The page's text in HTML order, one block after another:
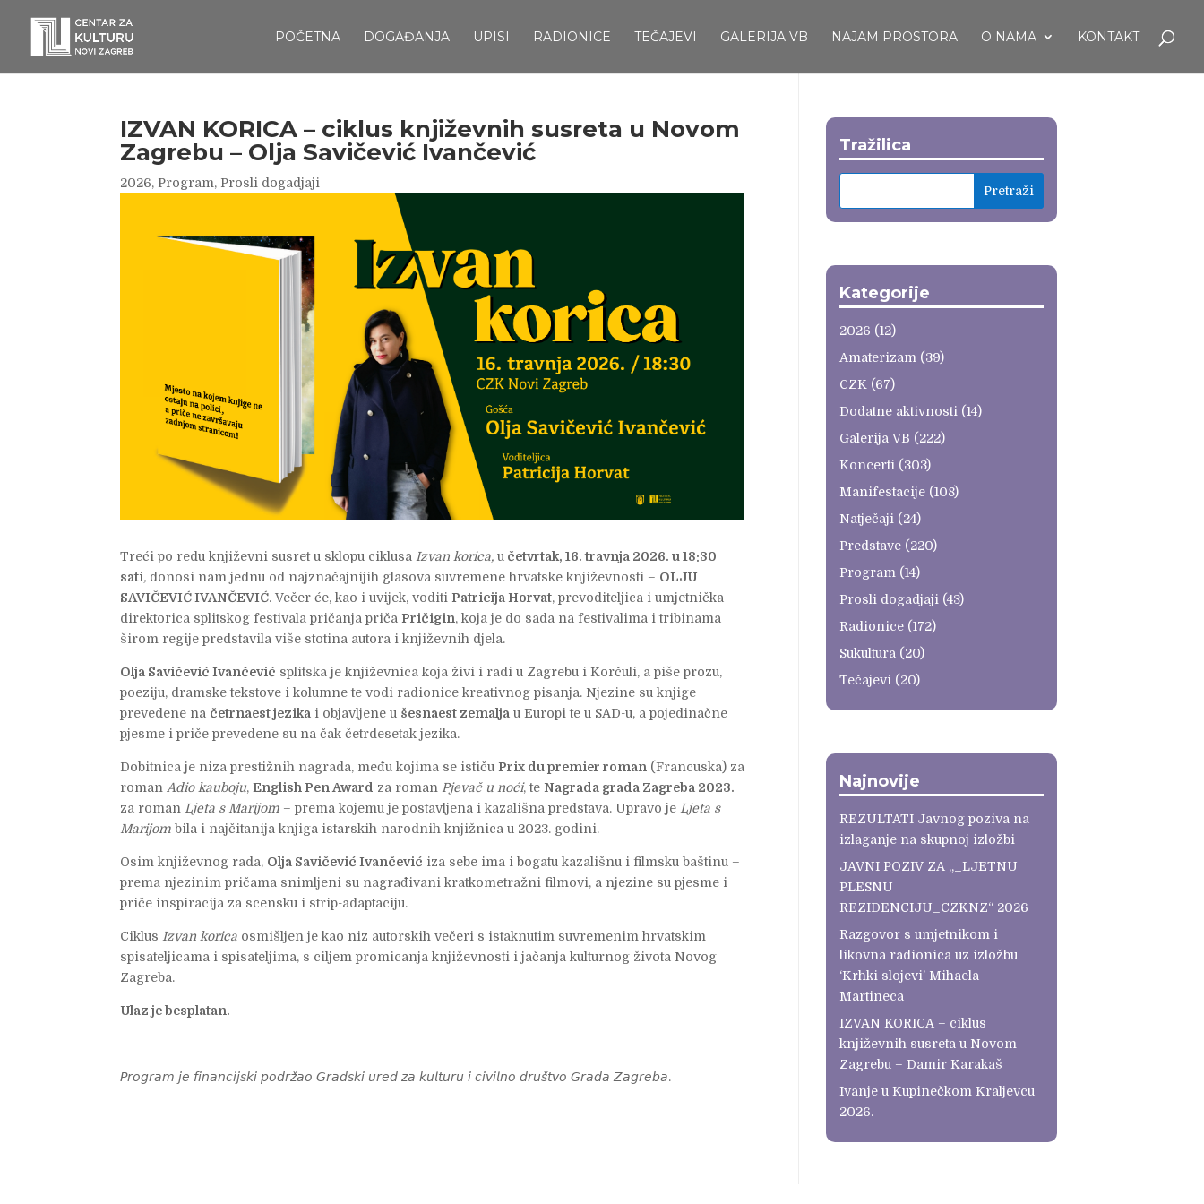
POČETNA DOGAĐANJA UPISI RADIONICE TEČAJEVI GALERIJA VB NAJAM PROSTORA O NAMA KONTAKT
IZVAN KORICA – ciklus književnih susreta u Novom
Zagrebu – Olja Savičević Ivančević
2026, Program, Prosli dogadjaji
Treći po redu književni susret u sklopu ciklusaIzvan korica,u četvrtak, 16. travnja 2026. u 18:30
sati, donosi nam jednu od najznačajnijih glasova suvremene hrvatske književnosti – OLJU
SAVIČEVIĆ IVANČEVIĆ. Večer će, kao i uvijek, voditi Patricija Horvat, prevoditeljica i umjetnička
direktorica splitskog festivala pričanja priča Pričigin, koja je do sada na festivalima i tribinama
širom regije predstavila više stotina autora i književnih djela.
Olja Savičević Ivančević splitska je književnica koja živi i radi u Zagrebu i Korčuli, a piše prozu,
poeziju, dramske tekstove i kolumne te vodi radionice kreativnog pisanja. Njezine su knjige
prevedene na četrnaest jezika i objavljene u šesnaest zemalja u Europi te u SAD-u, a pojedinačne
pjesme i priče prevedene su na čak četrdesetak jezika.
Dobitnica je niza prestižnih nagrada, među kojima se ističu Prix du premier roman (Francuska) za
romanAdio kauboju,English Pen Award za romanPjevač u noći, te Nagrada grada Zagreba 2023.
za romanLjeta s Marijom – prema kojemu je postavljena i kazališna predstava. Upravo jeLjeta s
Marijom bila i najčitanija knjiga istarskih narodnih knjižnica u 2023. godini.
Osim književnog rada, Olja Savičević Ivančević iza sebe ima i bogatu kazališnu i filmsku baštinu –
prema njezinim pričama snimljeni su nagrađivani kratkometražni filmovi, a njezine su pjesme i
priče inspiracija za scensku i strip-adaptaciju.
CiklusIzvan korica osmišljen je kao niz autorskih večeri s istaknutim suvremenim hrvatskim
spisateljicama i spisateljima, s ciljem promicanja književnosti i jačanja kulturnog života Novog
Zagreba.
Ulaz je besplatan.
𝘗𝘳𝘰𝘨𝘳𝘢𝘮 𝘫𝘦 𝘧𝘪𝘯𝘢𝘯𝘤𝘪𝘫𝘴𝘬𝘪 𝘱𝘰𝘥𝘳𝘻̌𝘢𝘰 𝘎𝘳𝘢𝘥𝘴𝘬𝘪 𝘶𝘳𝘦𝘥 𝘻𝘢 𝘬𝘶𝘭𝘵𝘶𝘳𝘶 𝘪 𝘤𝘪𝘷𝘪𝘭𝘯𝘰 𝘥𝘳𝘶𝘴̌𝘵𝘷𝘰 𝘎𝘳𝘢𝘥𝘢 𝘡𝘢𝘨𝘳𝘦𝘣𝘢.
Tražilica
Kategorije
2026 (12)
Amaterizam (39)
CZK (67)
Dodatne aktivnosti (14)
Galerija VB (222)
Koncerti (303)
Manifestacije(108)
Natječaji (24)
Predstave(220)
Program (14)
Prosli dogadjaji (43)
Radionice(172)
Sukultura (20)
Tečajevi (20)
Najnovije
REZULTATI Javnog poziva na
izlaganje na skupnoj izložbi
JAVNI POZIV ZA „_LJETNU
PLESNU
REZIDENCIJU_CZKNZ“ 2026
Razgovor s umjetnikom i
likovna radionica uz izložbu
‘Krhki slojevi’ Mihaela
Martineca
IZVAN KORICA – ciklus
književnih susreta u Novom
Zagrebu – Damir Karakaš
Ivanje u Kupinečkom Kraljevcu
2026.